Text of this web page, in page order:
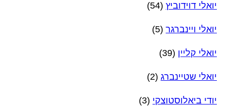
יואלי דוידוביץ (54)
יואלי ויינברגר (5)
יואלי קליין (39)
יואלי שטיינברג (2)
יודי ביאלוסטוצקי (3)